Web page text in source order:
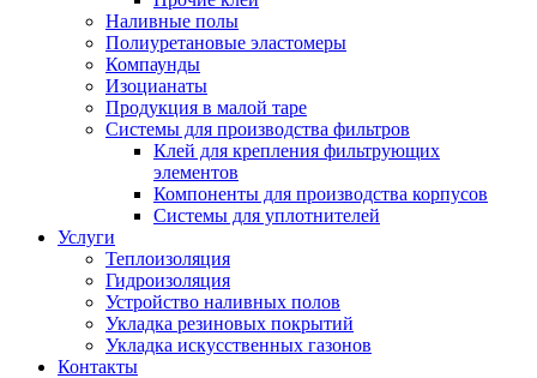
Наливные полы
Полиуретановые эластомеры
Компаунды
Изоцианаты
Продукция в малой таре
Системы для производства фильтров
Клей для крепления фильтрующих
элементов
Компоненты для производства корпусов
Системы для уплотнителей
Услуги
Теплоизоляция
Гидроизоляция
Устройство наливных полов
Укладка резиновых покрытий
Укладка искусственных газонов
Контакты